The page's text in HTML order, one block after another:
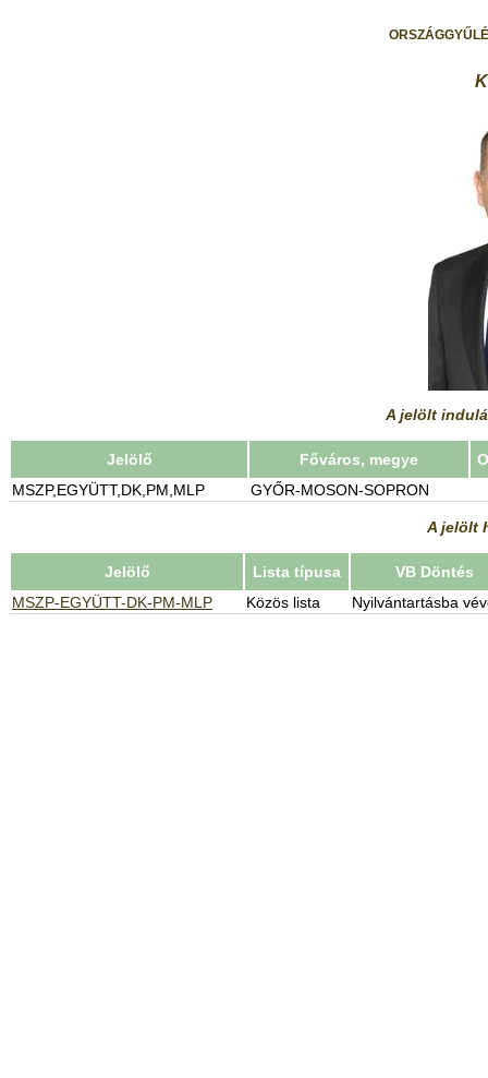
A jelölt
Jelölő Főváros, megye
MSZP,EGYÜTT,DK,PM,MLP
GYŐR-MOSON-SOPRON
A jelölt
Jelölő Lista típusa
VB Döntés
MSZP-EGYÜTT-DK-PM-MLP
Közös lista Nyilvántartásba